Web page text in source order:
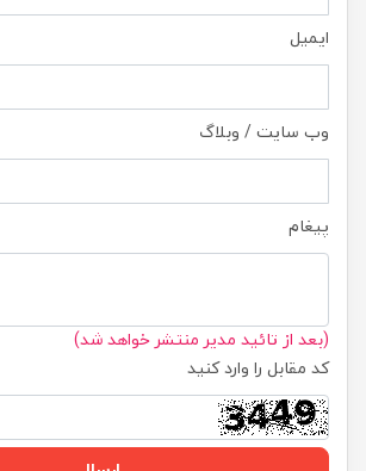
ایمیل
وب سایت / وبلاگ
پیغام
(بعد از تائید مدیر منتشر خواهد شد)
کد مقابل را وارد کنید